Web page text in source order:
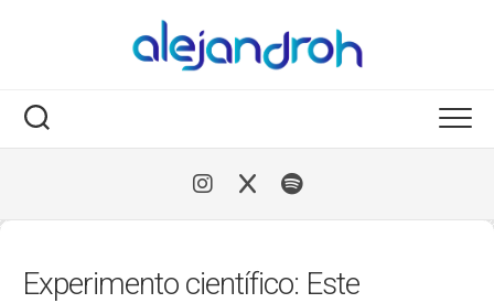
Experimento científico: Este